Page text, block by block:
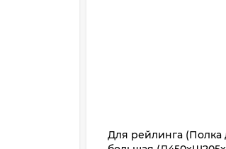
Для рейлинга (Полка